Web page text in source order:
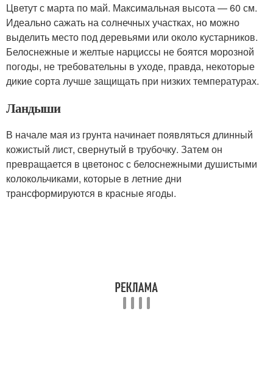
Цветут с марта по май. Максимальная высота — 60 см.
Идеально сажать на солнечных участках, но можно
выделить место под деревьями или около кустарников.
Белоснежные и желтые нарциссы не боятся морозной
погоды, не требовательны в уходе, правда, некоторые
дикие сорта лучше защищать при низких температурах.
Ландыши
В начале мая из грунта начинает появляться длинный
кожистый лист, свернутый в трубочку. Затем он
превращается в цветонос с белоснежными душистыми
колокольчиками, которые в летние дни
трансформируются в красные ягоды.